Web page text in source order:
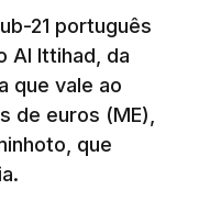
21 português
Al Ittihad, da
que vale ao
de euros (ME),
que